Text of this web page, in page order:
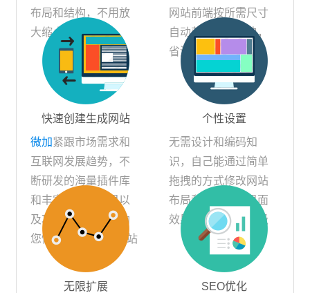
布局和结构，不用放
大缩小浏览
网站前端按所需尺寸
自动获取，浏览快，
省流量
快速创建生成网站
微加 紧跟市场需求和
互联网发展趋势，不
断研发的海量插件库
和丰富的交互效果以
及功能模块应用，助
您快速DIY自己的网站
个性设置
无需设计和编码知
识，自己能通过简单
拖拽的方式修改网站
布局和人机交互界面
效果，一键功能升级
无限扩展 SEO优化